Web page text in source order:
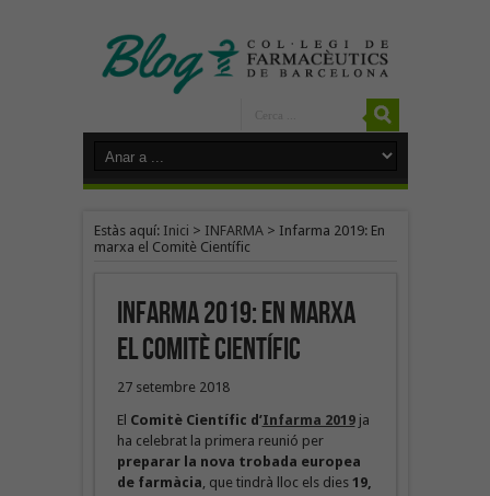
Estàs aquí: Inici > INFARMA> Infarma 2019: En
marxa el Comitè Científic
Infarma 2019: En marxa
el Comitè Científic
27 setembre 2018
El Comitè Científic d’Infarma 2019ja
ha celebrat la primera reunió per
preparar la nova trobada europea
de farmàcia , que tindrà lloc els dies 19,